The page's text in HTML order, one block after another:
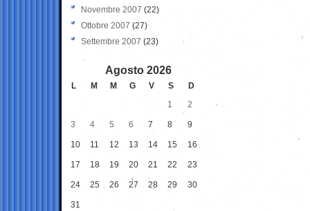
Novembre 2007 (22)
Ottobre 2007 (27)
Settembre 2007 (23)
Agosto 2026
L M M G V S
D
1
2
3 4 5 6 7 8 9
10 11 12 13 14 15 16
17 18 19 20 21 22 23
24 25 26 27 28 29 30
31